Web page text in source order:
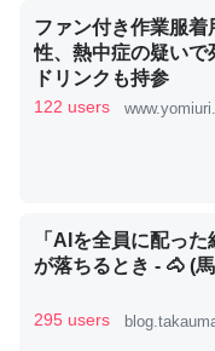
論文では「淡水はカ
利だから両方が拮抗
いる鋏角類（カブト
ずキチンを強化して
─ニュース :: 【研究発表
これを元に考えると
類は苦労してるんだ
ファン付き作業服着
性、熱中症の疑い
ドリンクも持参
122 users
「AIを全員に配っ
が落ちるとき - 🐴 (
295 users